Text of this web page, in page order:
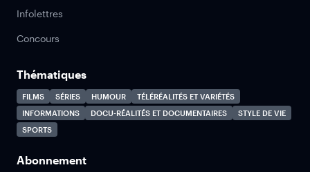
Infolettres
Concours
Thématiques
FILMS SÉRIES HUMOUR
TÉLÉRÉALITÉS ET VARIÉTÉS
INFORMATIONS
DOCU-RÉALITÉS ET DOCUMENTAIRES
STYLE DE VIE
SPORTS
Abonnement